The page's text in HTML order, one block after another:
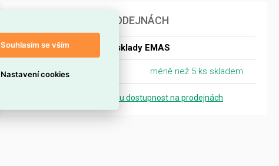
DOSTUPNOST NA PRODEJNÁCH
Dostupnost centrální sklady EMAS
Centrální sklad Ostrava méně než 5 ks skladem
Zobrazit přesnou dostupnost na prodejnách
Souhlasím se vším
Nastavení cookies